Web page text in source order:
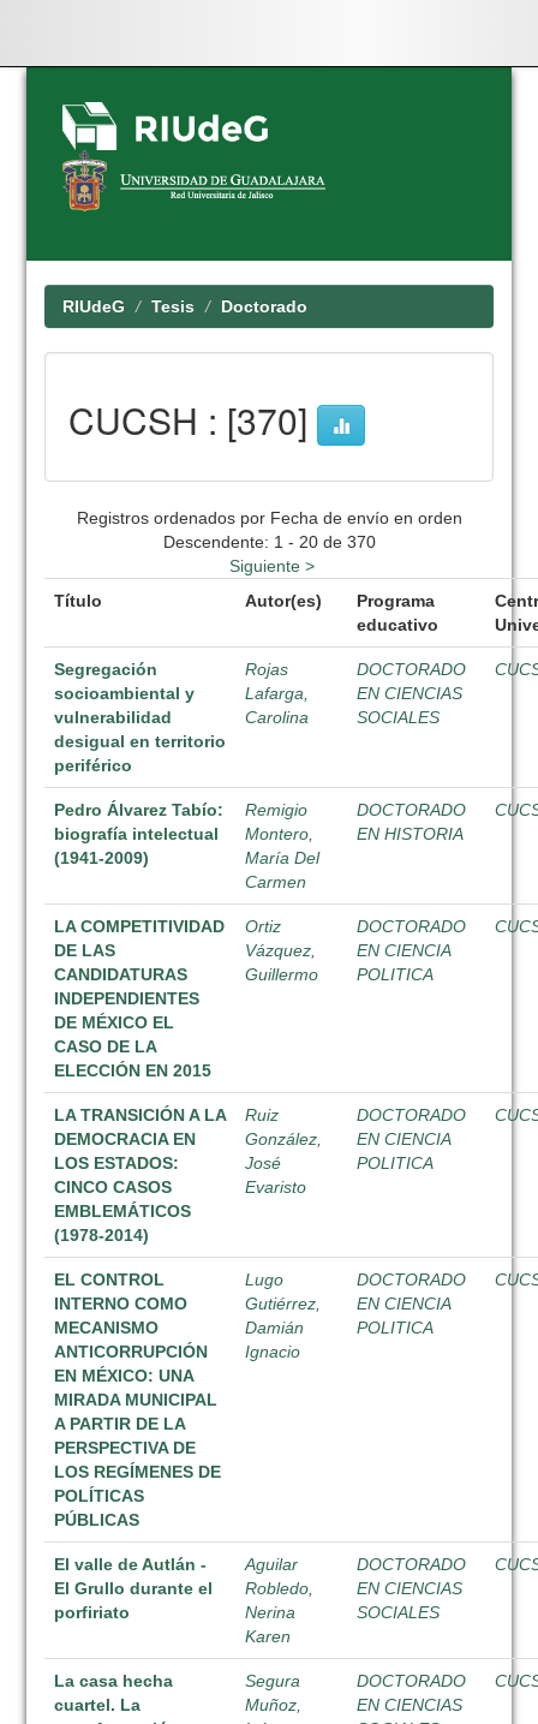
Skip
navigation
RIUdeG Tesis Doctorado
CUCSH : [370]
Registros ordenados por Fecha de envío en orden
Descendente: 1 - 20 de 370
Siguiente >
Título
Autor(es)
Programa
educativo
Segregación
socioambiental y
vulnerabilidad
desigual en territorio
periférico
Rojas
Lafarga,
Carolina
DOCTORADO
EN CIENCIAS
SOCIALES
Pedro Álvarez Tabío:
biografía intelectual
(1941-2009)
Remigio
Montero,
María Del
Carmen
DOCTORADO
EN HISTORIA
LA COMPETITIVIDAD
DE LAS
CANDIDATURAS
INDEPENDIENTES
DE MÉXICO EL
CASO DE LA
ELECCIÓN EN 2015
Ortiz
Vázquez,
Guillermo
DOCTORADO
EN CIENCIA
POLITICA
LA TRANSICIÓN A LA
DEMOCRACIA EN
LOS ESTADOS:
CINCO CASOS
EMBLEMÁTICOS
(1978-2014)
Ruiz
González,
José
Evaristo
DOCTORADO
EN CIENCIA
POLITICA
EL CONTROL
INTERNO COMO
MECANISMO
ANTICORRUPCIÓN
EN MÉXICO: UNA
MIRADA MUNICIPAL
A PARTIR DE LA
PERSPECTIVA DE
LOS REGÍMENES DE
POLÍTICAS
PÚBLICAS
Lugo
Gutiérrez,
Damián
Ignacio
DOCTORADO
EN CIENCIA
POLITICA
El valle de Autlán -
El Grullo durante el
porfiriato
Aguilar
Robledo,
Nerina
Karen
DOCTORADO
EN CIENCIAS
SOCIALES
La casa hecha
cuartel. La
Segura
Muñoz,
DOCTORADO
EN CIENCIAS